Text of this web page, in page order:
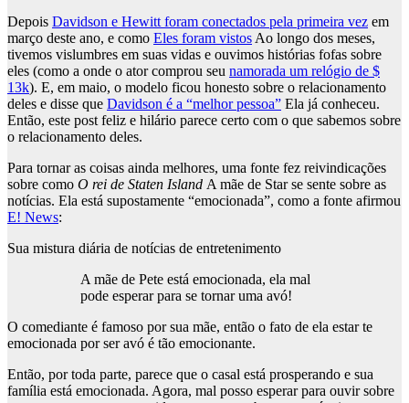
Depois Davidson e Hewitt foram conectados pela primeira vez em
março deste ano, e como Eles foram vistosAo longo dos meses,
tivemos vislumbres em suas vidas e ouvimos histórias fofas sobre
eles (como a onde o ator comprou seu namorada um relógio de $
13k). E, em maio, o modelo ficou honesto sobre o relacionamento
deles e disse que Davidson é a “melhor pessoa” Ela já conheceu.
Então, este post feliz e hilário parece certo com o que sabemos sobre
o relacionamento deles.
Para tornar as coisas ainda melhores, uma fonte fez reivindicações
sobre como O rei de Staten Island A mãe de Star se sente sobre as
notícias. Ela está supostamente “emocionada”, como a fonte afirmou
E! News:
Sua mistura diária de notícias de entretenimento
A mãe de Pete está emocionada, ela mal
pode esperar para se tornar uma avó!
O comediante é famoso por sua mãe, então o fato de ela estar te
emocionada por ser avó é tão emocionante.
Então, por toda parte, parece que o casal está prosperando e sua
família está emocionada. Agora, mal posso esperar para ouvir sobre